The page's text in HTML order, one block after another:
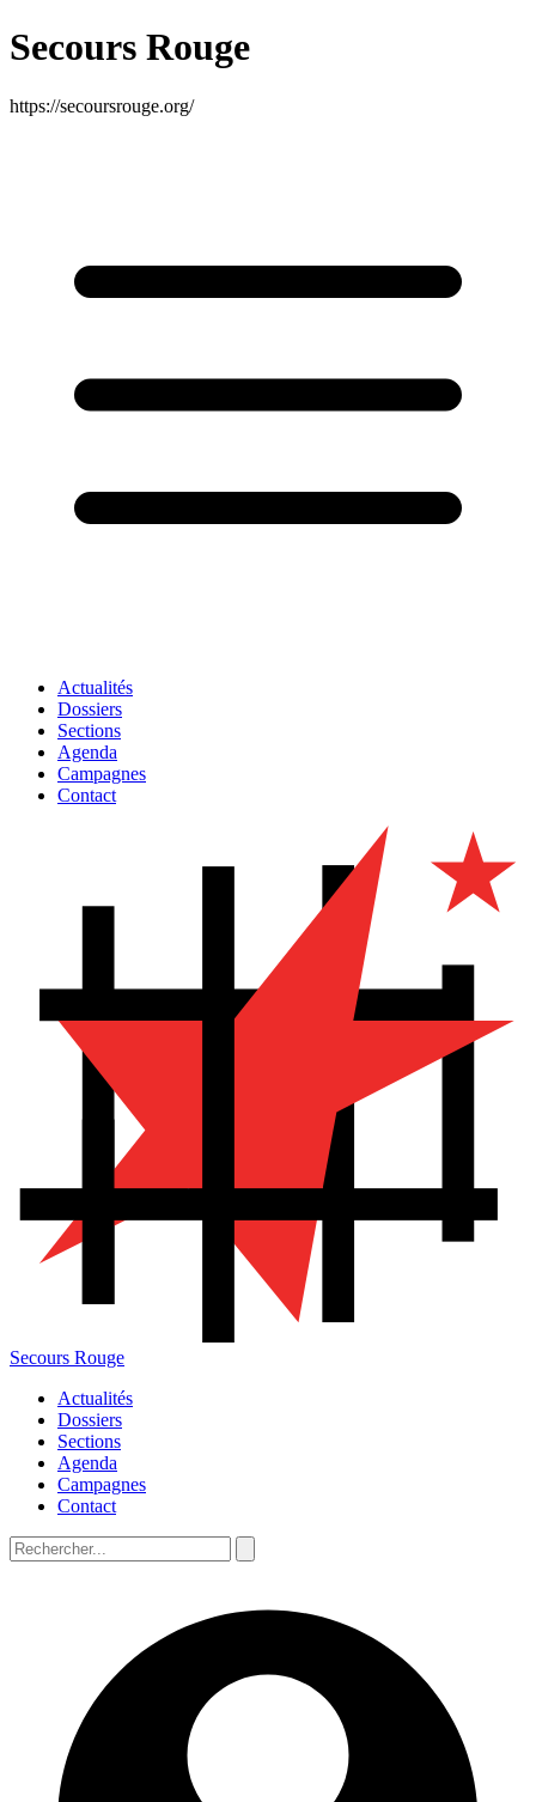
Secours Rouge
https://secoursrouge.org/
Actualités
Dossiers
Sections
Agenda
Campagnes
Contact
Secours Rouge
Actualités
Dossiers
Sections
Agenda
Campagnes
Contact